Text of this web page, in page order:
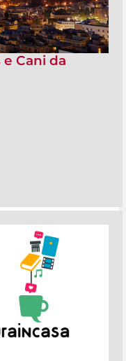
Cani da